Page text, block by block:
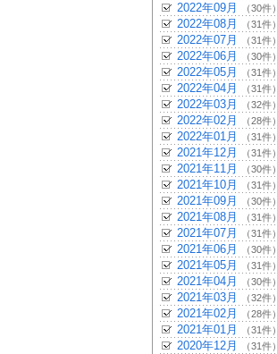
2022年09月 （30件）
2022年08月 （31件）
2022年07月 （31件）
2022年06月 （30件）
2022年05月 （31件）
2022年04月 （31件）
2022年03月 （32件）
2022年02月 （28件）
2022年01月 （31件）
2021年12月 （31件）
2021年11月 （30件）
2021年10月 （31件）
2021年09月 （30件）
2021年08月 （31件）
2021年07月 （31件）
2021年06月 （30件）
2021年05月 （31件）
2021年04月 （30件）
2021年03月 （32件）
2021年02月 （28件）
2021年01月 （31件）
2020年12月 （31件）